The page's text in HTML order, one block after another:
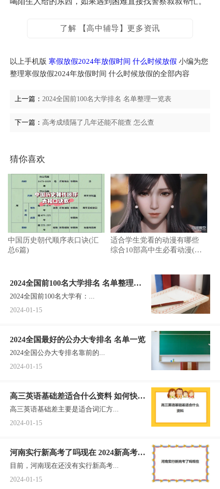
了解 【高中辅导】更多资讯
以上手机版 寒假放假2024年放假时间 什么时候放假 小编为您
整理寒假放假2024年放假时间 什么时候放假的全部内容
上一篇： 2024全国前100名大学排名 名单整理一览表
下一篇： 高考成绩隔了几年还能不能查 怎么查
猜你喜欢
中国历史朝代顺序表口诀(汇
总6篇)
适合学生党看的动漫有哪些
综合10部高中生必看动漫(周
2024全国前100名大学排名 名单整理一
览表
2024全国前100名大学有：...
2024-01-15
2024全国最好的公办大专排名 名单一览
2024全国公办大专排名靠前的...
2024-01-15
高三英语基础差适合什么资料 如何快速
提高英语成绩
高三英语基础差主要是适合词汇方...
2024-01-15
河南实行新高考了吗现在 2024新高考和
旧高考有什么区别
目前，河南现在还没有实行新高考...
2024-01-15